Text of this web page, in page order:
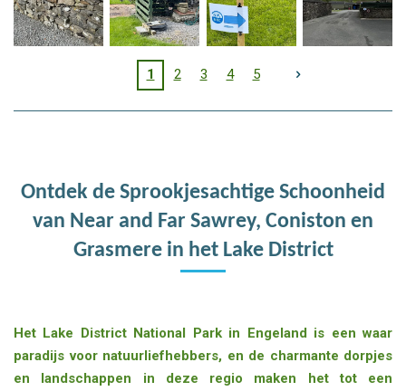
1 2 3 4 5
Ontdek de Sprookjesachtige Schoonheid
van Near and Far Sawrey, Coniston en
Grasmere in het Lake District
Het Lake District National Park in Engeland is een waar
paradijs voor natuurliefhebbers, en de charmante dorpjes
en landschappen in deze regio maken het tot een